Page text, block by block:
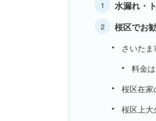
水漏れ・
桜区でお
さいたま
料金
桜区在家
桜区上大